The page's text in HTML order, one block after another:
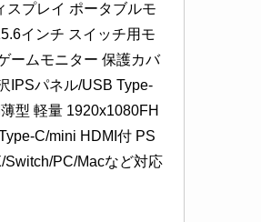
スプレイ ポータブルモ
インチ スイッチ用モ
ームモニター 保護カバ
IPSパネル/USB Type-
型 軽量 1920x1080FH
C/mini HDMI付 PS
Switch/PC/Macなど対応